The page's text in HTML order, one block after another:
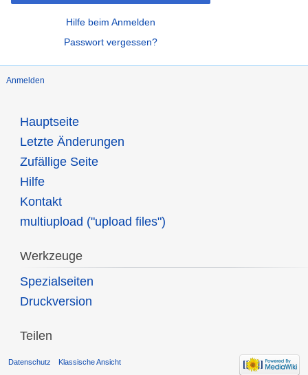
Hilfe beim Anmelden
Passwort vergessen?
Anmelden
Hauptseite
Letzte Änderungen
Zufällige Seite
Hilfe
Kontakt
multiupload ("upload files")
Werkzeuge
Spezialseiten
Druckversion
Teilen
Datenschutz Klassische Ansicht